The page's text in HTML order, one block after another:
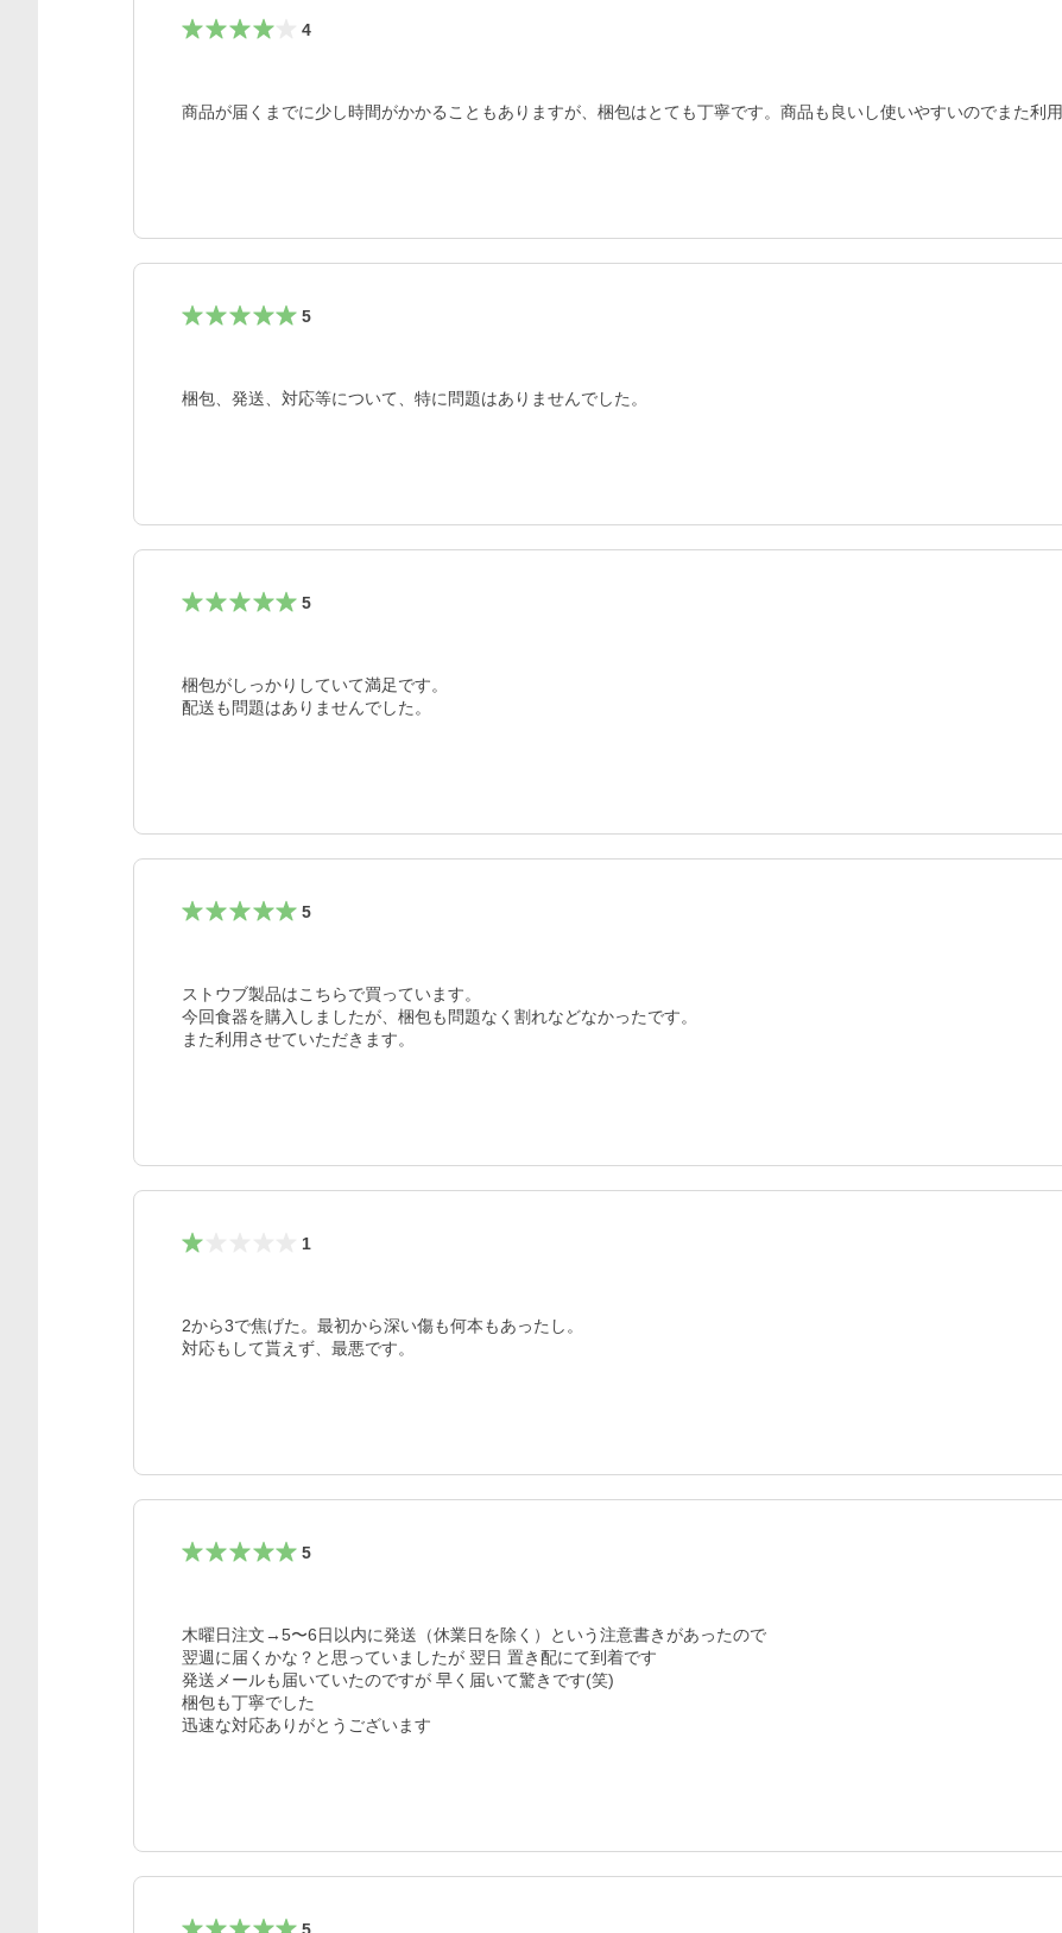
4
商品が届くまでに少し時間がかかることもありますが、梱包はとても丁寧です。商品も良いし使いやすいのでまた利用
5
梱包、発送、対応等について、特に問題はありませんでした。
5
梱包がしっかりしていて満足です。
配送も問題はありませんでした。
5
ストウブ製品はこちらで買っています。
今回食器を購入しましたが、梱包も問題なく割れなどなかったです。
また利用させていただきます。
1
2から3で焦げた。最初から深い傷も何本もあったし。
対応もして貰えず、最悪です。
5
木曜日注文→5〜6日以内に発送（休業日を除く）という注意書きがあったので
翌週に届くかな？と思っていましたが 翌日 置き配にて到着です
発送メールも届いていたのですが 早く届いて驚きです(笑)
梱包も丁寧でした
迅速な対応ありがとうございます
5